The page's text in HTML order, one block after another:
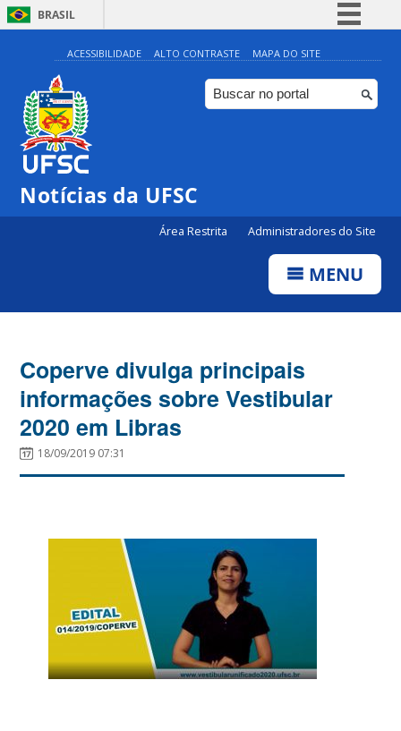
BRASIL
Simplifique!
Comunica BR
Participe
ACESSIBILIDADE ALTO CONTRASTE MAPA DO SITE
Notícias da UFSC
Área Restrita Administradores do Site
MENU
Coperve divulga principais
informações sobre Vestibular
2020 em Libras
18/09/2019 07:31